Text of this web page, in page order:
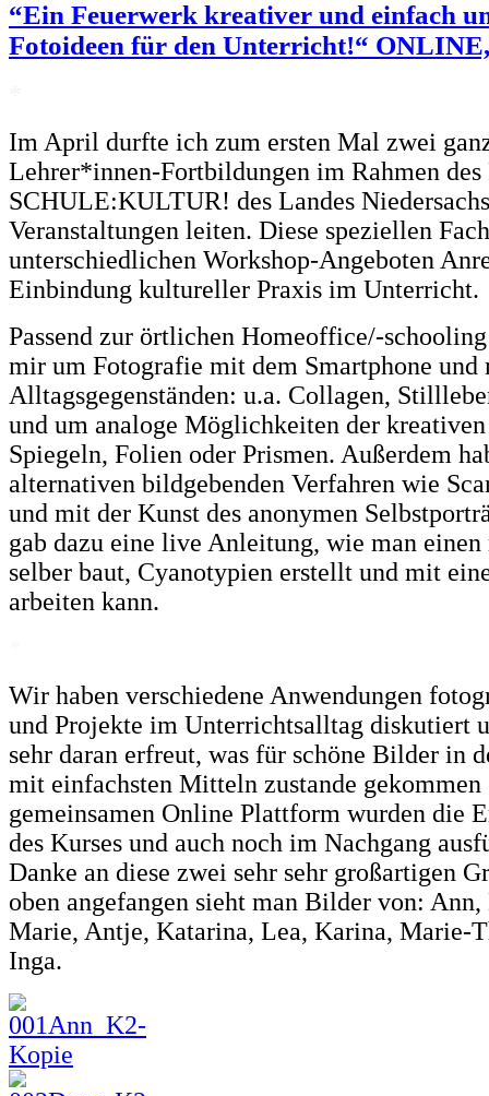
“Ein Feuerwerk kreativer und einfach
Fotoideen für den Unterricht!“
Im April durfte ich zum ersten Mal zwei
Lehrer*innen-Fortbildungen im Rahmen des
SCHULE:KULTUR! des Landes
Veranstaltungen leiten. Diese speziellen
unterschiedlichen Workshop-Angeboten
Einbindung kultureller Praxis im Unterricht.
Passend zur örtlichen Homeoffice/-
mir um Fotografie mit dem Smartphone und
Alltagsgegenständen: u.a. Collagen,
und um analoge Möglichkeiten der
Spiegeln, Folien oder Prismen. Außerdem
alternativen bildgebenden Verfahren wie
und mit der Kunst des anonymen
gab dazu eine live Anleitung, wie man
selber baut, Cyanotypien erstellt und mit
arbeiten kann.
Wir haben verschiedene Anwendungen
und Projekte im Unterrichtsalltag diskutiert
sehr daran erfreut, was für schöne Bilder in
mit einfachsten Mitteln zustande
gemeinsamen Online Plattform wurden die
des Kurses und auch noch im Nachgang
Danke an diese zwei sehr sehr großartigen
oben angefangen sieht man Bilder von:
Marie, Antje, Katarina, Lea, Karina, Marie-
Inga.